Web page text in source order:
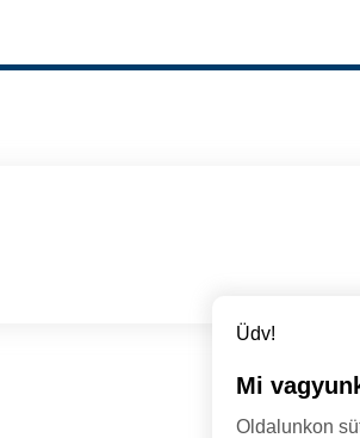
Üdv!
Mi
Oldalunkon